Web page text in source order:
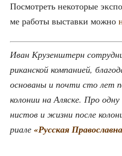
Посмот­реть неко­то­рые
ме рабо­ты выстав­ки мож­но
Иван Кру­зен­штерн
ри­кан­ской ком­па­ни­ей,
осно­ва­ны и почти сто лет
коло­нии на Аляс­ке. Про
ни­стов и жиз­ни после
ри­а­ле «Рус­ская